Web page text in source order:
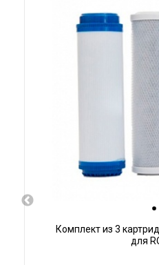
Комплект из 3
для